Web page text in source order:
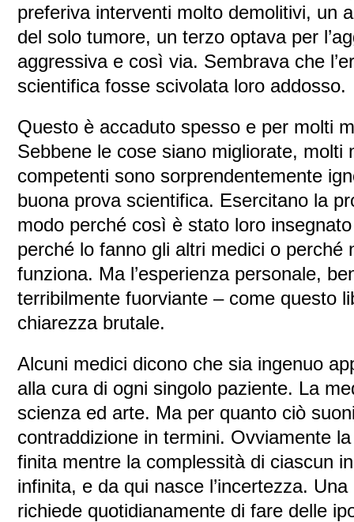
preferiva interventi molto demolitivi, un
del solo tumore, un terzo optava per
aggressiva e così via. Sembrava che
scientifica fosse scivolata loro addosso.
Questo è accaduto spesso e per molti
Sebbene le cose siano migliorate, molti
competenti sono sorprendentemente
buona prova scientifica. Esercitano la
modo perché così è stato loro
perché lo fanno gli altri medici o perché
funziona. Ma l’esperienza personale,
terribilmente fuorviante – come questo
chiarezza brutale.
Alcuni medici dicono che sia ingenuo
alla cura di ogni singolo paziente. La
scienza ed arte. Ma per quanto ciò
contraddizione in termini. Ovviamente
finita mentre la complessità di ciascun
infinita, e da qui nasce l’incertezza.
richiede quotidianamente di fare delle